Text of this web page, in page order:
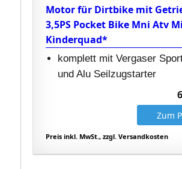
Motor für Dirtbike mit
3,5PS Pocket Bike Mni Atv
Kinderquad*
komplett mit Vergaser
und Alu Seilzugstarter
Zum
Preis inkl. MwSt., zzgl. Versandkosten